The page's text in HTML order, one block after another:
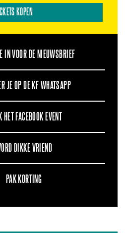
TICKETS KOPEN
IN VOOR DE NIEUWSBRIEF
JE OP DE KF WHATSAPP
HET FACEBOOK EVENT
DIKKE VRIEND
PAK KORTING